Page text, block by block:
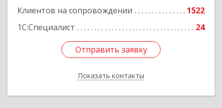
Клиентов на сопровождении
1522
1С:Специалист
24
Отправить заявку
Показать контакты
Отправить заявку
Назад